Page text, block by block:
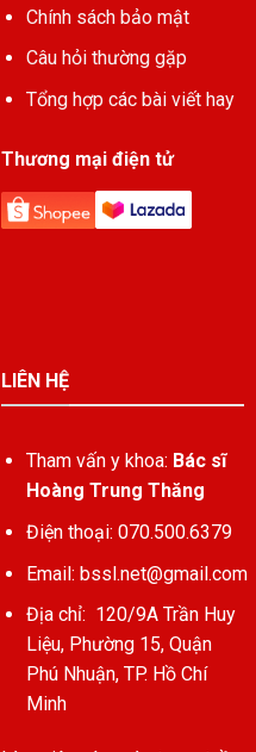
Chính sách bảo mật
Câu hỏi thường gặp
Tổng hợp các bài viết hay
Thương mại điện tử
LIÊN HỆ
Tham vấn y khoa: Bác sĩ
Hoàng Trung Thăng
Điện thoại: 070.500.6379
Email: bssl.net@gmail.com
Địa chỉ: 120/9A Trần Huy
Liệu, Phường 15, Quận
Phú Nhuận, TP. Hồ Chí
Minh